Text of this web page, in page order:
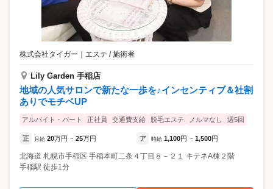
株式会社タイガー エステ / 施術者
Lily Garden 手稲店
地域の人気サロンで新たな一歩を♪インセンティブ＆社割
ありでモチベUP
アルバイト・パート 正社員 交通費支給 脱毛エステ ノルマなし 週5回
正 月給 20万円 ~ 25万円 ア 時給 1,100円 ~ 1,500円
北海道 札幌市手稲区 手稲本町二条４丁目８－２１ キテネA棟２階
手稲駅 徒歩1分